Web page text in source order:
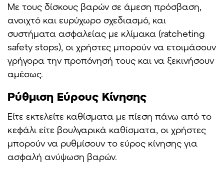
Με τους δίσκους βαρών σε άμεση πρόσβαση,
ανοιχτό και ευρύχωρο σχεδιασμό, και
συστήματα ασφαλείας με κλίμακα (ratcheting
safety stops), οι χρήστες μπορούν να ετοιμάσουν
γρήγορα την προπόνησή τους και να ξεκινήσουν
αμέσως.
Ρύθμιση Εύρους Κίνησης
Είτε εκτελείτε καθίσματα με πίεση πάνω από το
κεφάλι είτε βουλγαρικά καθίσματα, οι χρήστες
μπορούν να ρυθμίσουν το εύρος κίνησης για
ασφαλή ανύψωση βαρών.